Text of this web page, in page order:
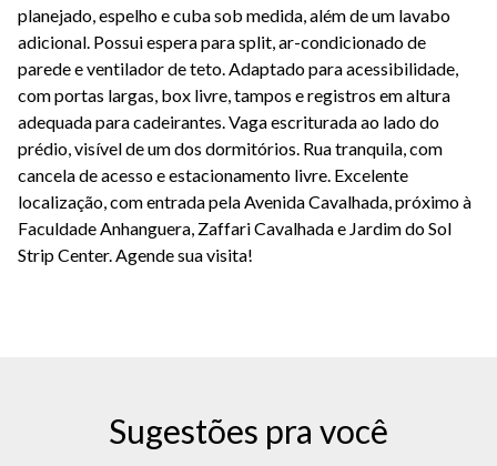
planejado, espelho e cuba sob medida, além de um lavabo
adicional. Possui espera para split, ar-condicionado de
parede e ventilador de teto. Adaptado para acessibilidade,
com portas largas, box livre, tampos e registros em altura
adequada para cadeirantes. Vaga escriturada ao lado do
prédio, visível de um dos dormitórios. Rua tranquila, com
cancela de acesso e estacionamento livre. Excelente
localização, com entrada pela Avenida Cavalhada, próximo à
Faculdade Anhanguera, Zaffari Cavalhada e Jardim do Sol
Strip Center. Agende sua visita!
Sugestões pra você